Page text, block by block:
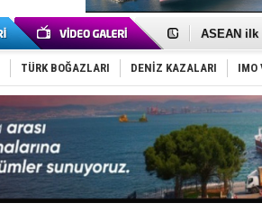
ASEAN ilk
TAYK -
İstanbul
Tersane
İngiliz
FESCO,
DESE,
35 milyon
İnsansız
TÜRK BOĞAZLARI DENİZ KAZALARI IMO